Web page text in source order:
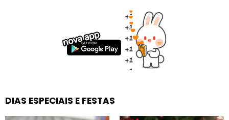
DIAS ESPECIAIS E FESTAS